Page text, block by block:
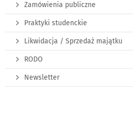
Zamówienia publiczne
Praktyki studenckie
Likwidacja / Sprzedaż majątku
RODO
Newsletter